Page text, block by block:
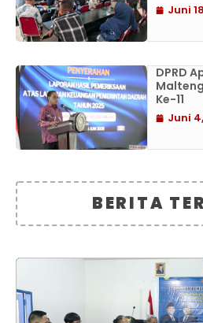
Juni
DPRD
Ke-11
Juni
BERITA